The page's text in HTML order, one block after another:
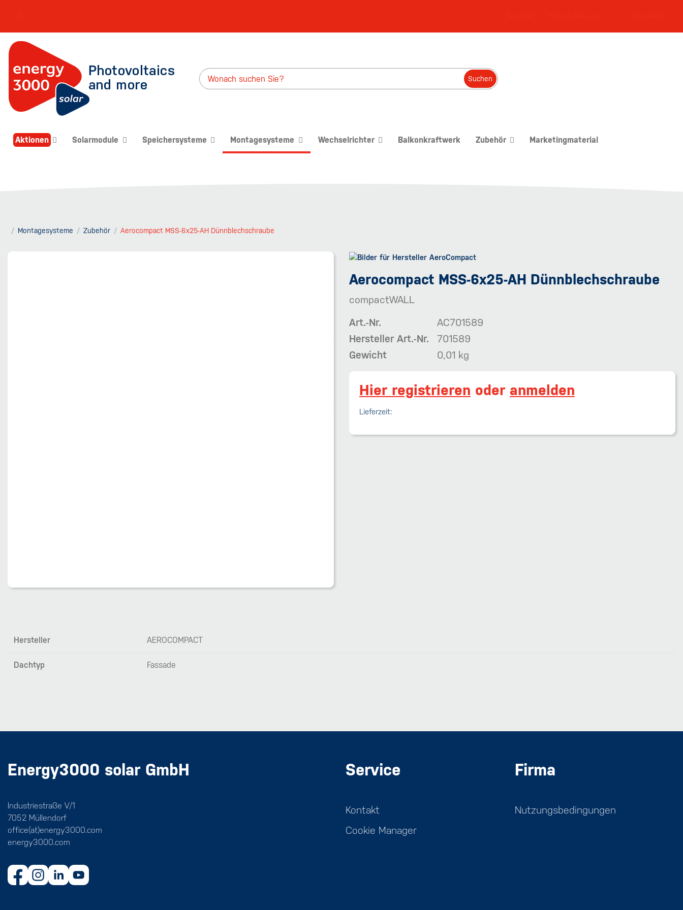
Suchen
Aktionen Solarmodule Speichersysteme Montagesysteme Wechselrichter Balkonkraftwerk Zubehör Marketingmaterial
Montagesysteme Zubehör Aerocompact MSS-6x25-AH Dünnblechschraube
Aerocompact MSS-6x25-AH Dünnblechschraube
compactWALL
Art.-Nr.
AC701589
Hersteller Art.-Nr.
701589
Gewicht
0,01 kg
Hier registrieren oder anmelden
Lieferzeit:
Hersteller AEROCOMPACT
Dachtyp Fassade
Energy3000 solar GmbH
Industriestraße V/1
7052 Müllendorf
office(at)energy3000.com
energy3000.com
Service
Kontakt
Cookie Manager
Firma
Nutzungsbedingungen